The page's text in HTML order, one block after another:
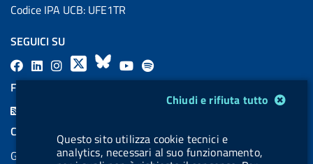
Chiudi e rifiuta tutto
Questo sito utilizza cookie tecnici e
analytics, necessari al suo funzionamento,
Codice IPA UCB: UFE1TR
SEGUICI SU
F
a
L
i
a
l
.
X
B
l
s
k
Y
o
u
b
l
a
l
.
FEED RSS
COOKIES
Gestione cookie